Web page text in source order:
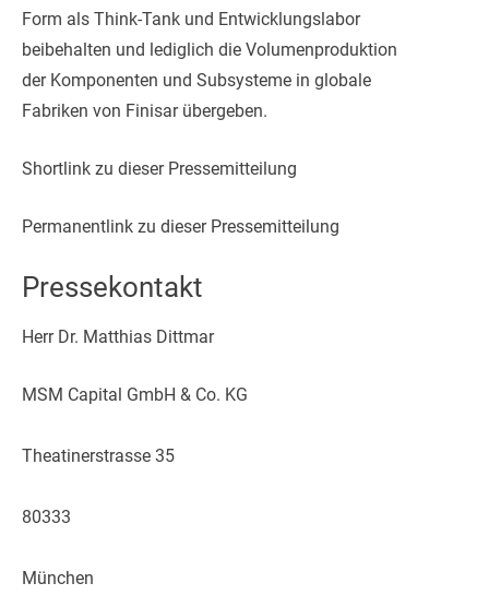
Form als Think-Tank und Entwicklungslabor
beibehalten und lediglich die Volumenproduktion
der Komponenten und Subsysteme in globale
Fabriken von Finisar übergeben.
Shortlink zu dieser Pressemitteilung
Permanentlink zu dieser Pressemitteilung
Pressekontakt
Herr Dr. Matthias Dittmar
MSM Capital GmbH & Co. KG
Theatinerstrasse 35
80333
München